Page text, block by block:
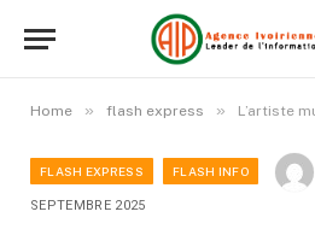
Home » flash express » L’artiste musicien Molare a été libéré lundi après
FLASH EXPRESS FLASH INFO
SEPTEMBRE 2025